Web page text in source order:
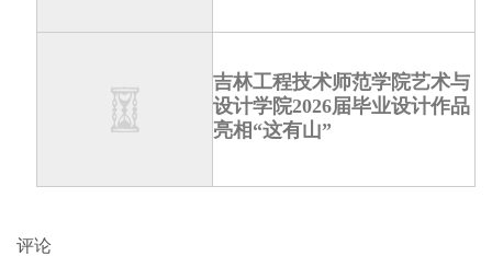
吉林工程技术师范学院艺术与
设计学院2026届毕业设计作品
亮相“这有山”
评论